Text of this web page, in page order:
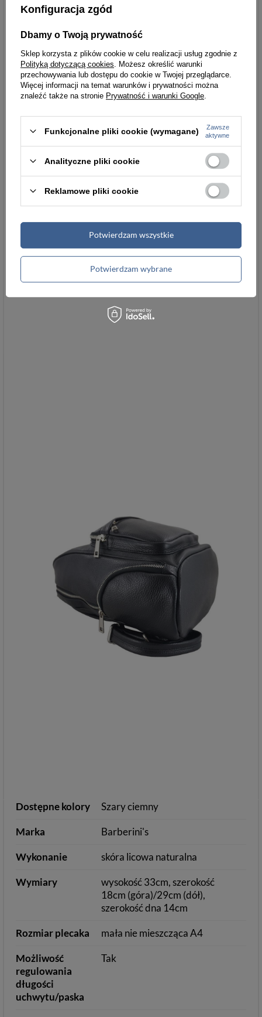
Dostępne kolory Szary ciemny
Marka Barberini's
Wykonanie skóra licowa naturalna
Wymiary
wysokość 33cm, szerokość
18cm (góra)/29cm (dół),
szerokość dna 14cm
Rozmiar plecaka mała nie mieszcząca A4
Możliwość
regulowania
długości
uchwytu/paska
Tak
Konfiguracja zgód
Dbamy o Twoją prywatność
Sklep korzysta z plików cookie w celu realizacji usług zgodnie z
Polityką dotyczącą cookies . Możesz określić warunki
przechowywania lub dostępu do cookie w Twojej przeglądarce.
Więcej informacji na temat warunków i prywatności można
znaleźć także na stronie Prywatność i warunki Google
Funkcjonalne pliki cookie (wymagane)
Zawsze
aktywne
Analityczne pliki cookie
Reklamowe pliki cookie
Potwierdzam wybrane
Potwierdzam wszystkie